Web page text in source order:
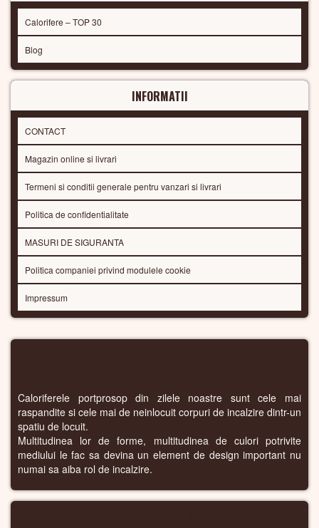
Calorifere – TOP 30
Blog
INFORMATII
CONTACT
Magazin online si livrari
Termeni si conditii generale pentru vanzari si livrari
Politica de confidentialitate
MASURI DE SIGURANTA
Politica companiei privind modulele cookie
Impressum
Caloriferele portprosop din zilele noastre sunt cele mai
raspandite si cele mai de neinlocuit corpuri de incalzire dintr-un
spatiu de locuit.
Multitudinea lor de forme, multitudinea de culori potrivite
mediului le fac sa devina un element de design important nu
numai sa aiba rol de incalzire.